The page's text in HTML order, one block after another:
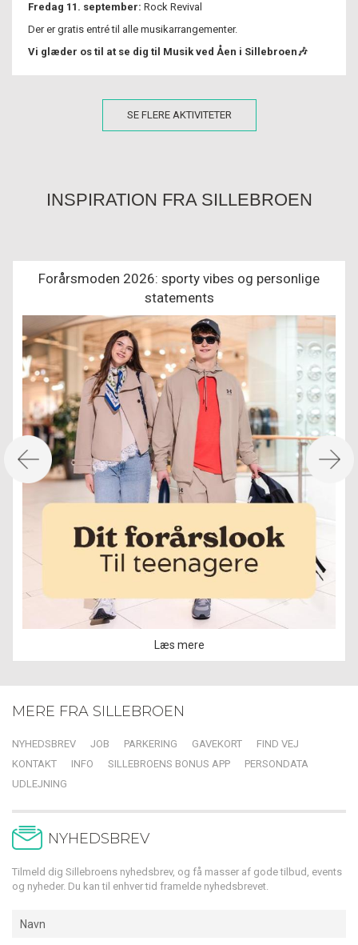
Fredag 11. september: Rock Revival
Der er gratis entré til alle musikarrangementer.
Vi glæder os til at se dig til Musik ved Åen i Sillebroen🎶
SE FLERE AKTIVITETER
INSPIRATION FRA SILLEBROEN
Forårsmoden 2026: sporty vibes og personlige
statements
Læs mere
MERE FRA SILLEBROEN
NYHEDSBREV JOB PARKERING GAVEKORT
FIND VEJ
KONTAKT
INFO SILLEBROENS BONUS APP
PERSONDATA
UDLEJNING
NYHEDSBREV
Tilmeld dig Sillebroens nyhedsbrev, og få masser af gode tilbud, events
og nyheder. Du kan til enhver tid framelde nyhedsbrevet.